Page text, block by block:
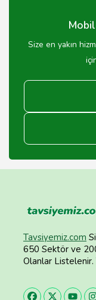
Size en yakın
Tavsiyemiz.com
650 Sektör ve
Olanlar Listelenir.